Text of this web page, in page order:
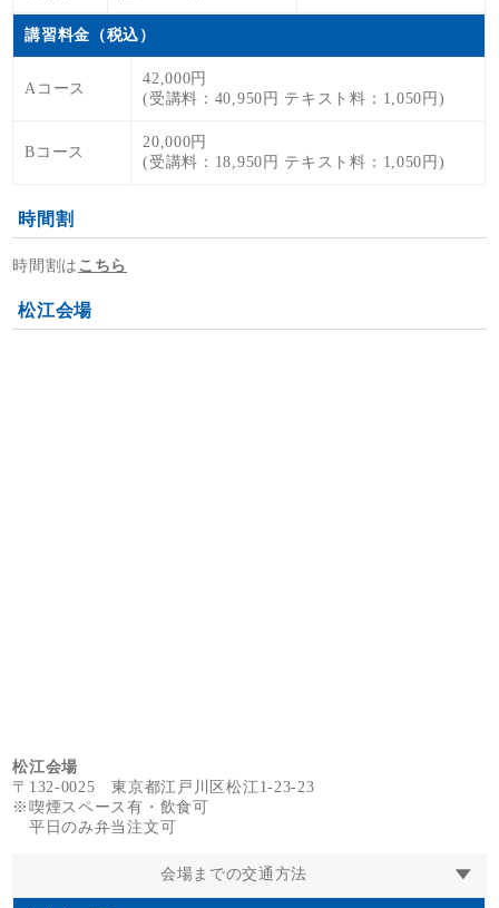
講習料金（税込）
Aコース
42,000円
(受講料：40,950円 テキスト料：1,050円)
Bコース
20,000円
(受講料：18,950円 テキスト料：1,050円)
時間割
時間割は こちら
松江会場
松江会場
〒132-0025 東京都江戸川区松江1-23-23
※喫煙スペース有・飲食可
平日のみ弁当注文可
会場までの交通方法